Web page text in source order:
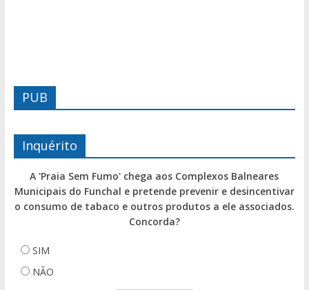
PUB
Inquérito
A 'Praia Sem Fumo' chega aos Complexos Balneares
Municipais do Funchal e pretende prevenir e desincentivar
o consumo de tabaco e outros produtos a ele associados.
Concorda?
SIM
NÃO